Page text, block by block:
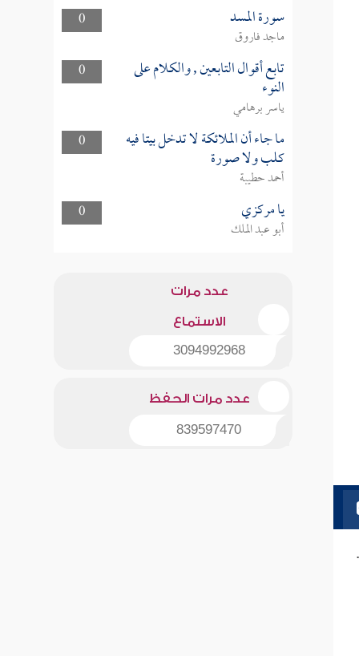
0
سورة المسد
ماجد فاروق
0
تابع أقوال التابعين , والكلام على
النوء
ياسر برهامي
0
ما جاء أن الملائكة لا تدخل بيتا فيه
كلب ولا صورة
أحمد حطيبة
0
يا مركزي
أبو عبد الملك
عدد مرات
الاستماع
3094992968
عدد مرات الحفظ
839597470